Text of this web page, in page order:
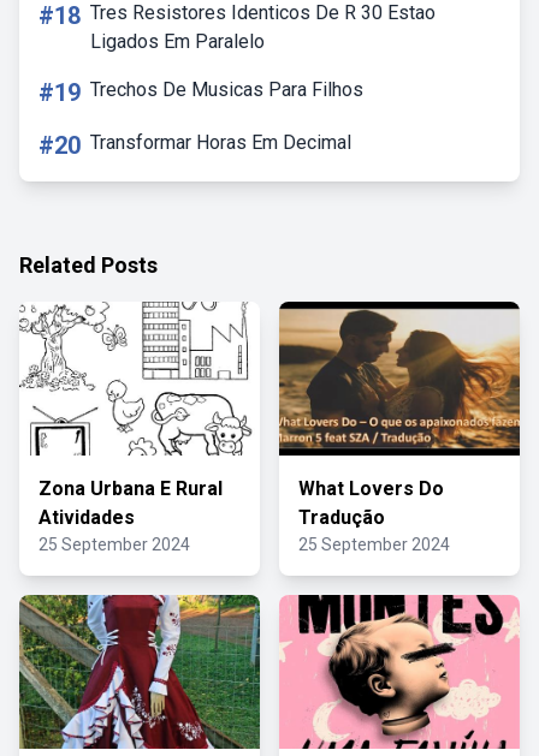
#18 Tres Resistores Identicos De R 30 Estao
Ligados Em Paralelo
#19 Trechos De Musicas Para Filhos
#20 Transformar Horas Em Decimal
Related Posts
Zona Urbana E Rural
Atividades
25 September 2024
What Lovers Do
Tradução
25 September 2024